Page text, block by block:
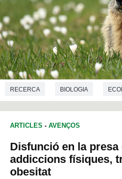
RECERCA BIOLOGIA
ARTICLES - AVENÇOS
Disfunció en la
addiccions físiques,
obesitat